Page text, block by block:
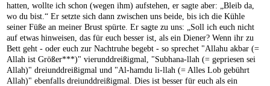
hatten, wollte ich schon (wegen ihm) aufstehen, er sagte aber: „Bleib da,
wo du bist.“ Er setzte sich dann zwischen uns beide, bis ich die Kühle
seiner Füße an meiner Brust spürte. Er sagte zu uns: „Soll ich euch nicht
auf etwas hinweisen, das für euch besser ist, als ein Diener? Wenn ihr zu
Bett geht - oder euch zur Nachtruhe begebt - so sprechet "Allahu akbar (=
Allah ist Größer***)" vierunddreißigmal, "Subhana-llah (= gepriesen sei
Allah)" dreiunddreißigmal und "Al-hamdu li-llah (= Alles Lob gebührt
Allah)" ebenfalls dreiunddreißigmal. Dies ist besser für euch als ein